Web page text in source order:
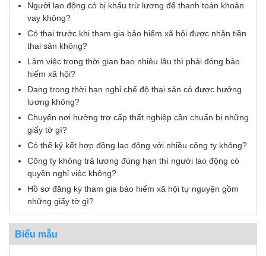
Người lao động có bị khấu trừ lương để thanh toán khoản
vay không?
Có thai trước khi tham gia bảo hiểm xã hội được nhận tiền
thai sản không?
Làm việc trong thời gian bao nhiêu lâu thì phải đóng bảo
hiểm xã hội?
Đang trong thời hạn nghỉ chế độ thai sản có được hưởng
lương không?
Chuyển nơi hưởng trợ cấp thất nghiệp cần chuẩn bị những
giấy tờ gì?
Có thể ký kết hợp đồng lao động với nhiều công ty không?
Công ty không trả lương đúng hạn thì người lao động có
quyền nghỉ việc không?
Hồ sơ đăng ký tham gia bảo hiểm xã hội tự nguyện gồm
những giấy tờ gì?
Biểu mẫu